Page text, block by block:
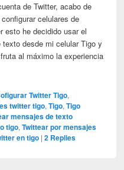
de Twitter, acabo de
celulares de
esto he decidido usar el
desde mi celular Tigo y
al máximo la experiencia
Twitter Tigo,
twitter tigo,Tigo,Tigo
mensajes de texto
tigo,Twittear por mensajes
en tigo |2 Replies